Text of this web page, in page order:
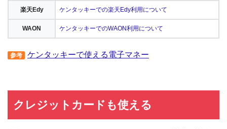
楽天Edy ケンタッキーでの楽天Edy利用について
WAON ケンタッキーでのWAON利用について
参考 ケンタッキーで使える電子マネー
クレジットカードも使える